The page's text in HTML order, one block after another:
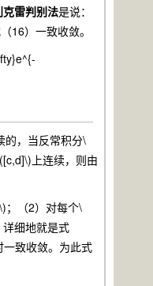
克雷判别法是说：
16）一致收敛。
，当反常积分\
上连续，则由
；（2）对每个\
细地就是式
致收敛。为此式